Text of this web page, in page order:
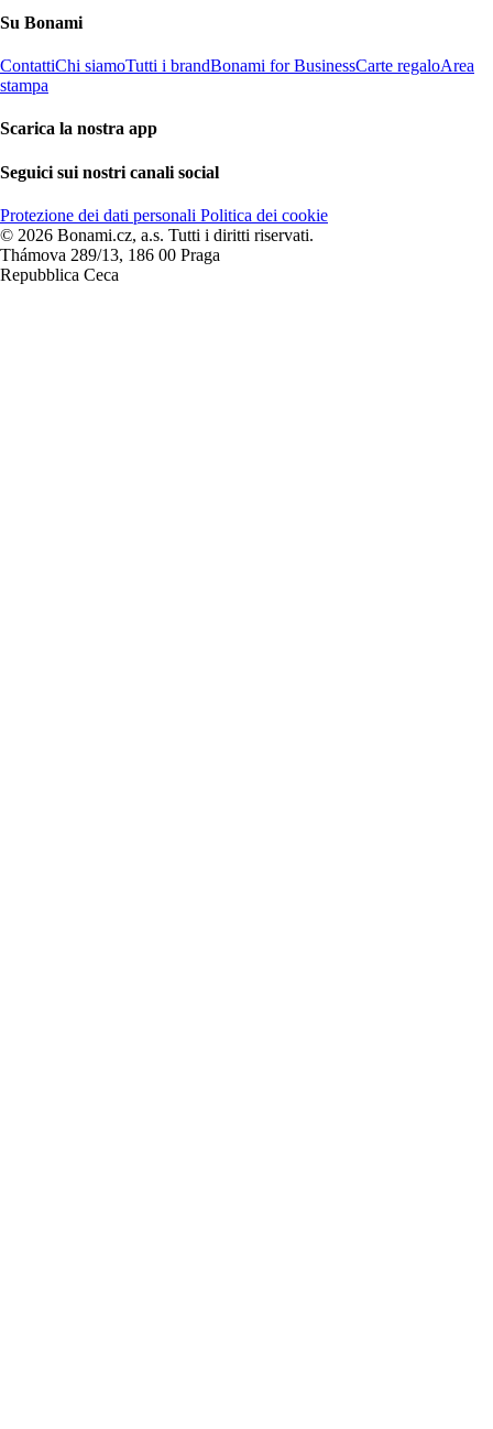
Su Bonami
ContattiChi siamoTutti i brandBonami for BusinessCarte regaloArea
stampa
Scarica la nostra app
Seguici sui nostri canali social
Protezione dei dati personali Politica dei cookie
© 2026 Bonami.cz, a.s. Tutti i diritti riservati.
Thámova 289/13, 186 00 Praga
Repubblica Ceca